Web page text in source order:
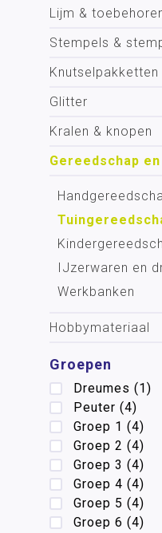
Lijm &
Stempels &
Knutselpakketten
Glitter
Kralen & knopen
Gereedschap
IJzerwaren en
Werkbanken
Hobbymateriaal
Groepen
Dreumes (1)
Peuter (4)
Groep 1 (4)
Groep 2 (4)
Groep 3 (4)
Groep 4 (4)
Groep 5 (4)
Groep 6 (4)